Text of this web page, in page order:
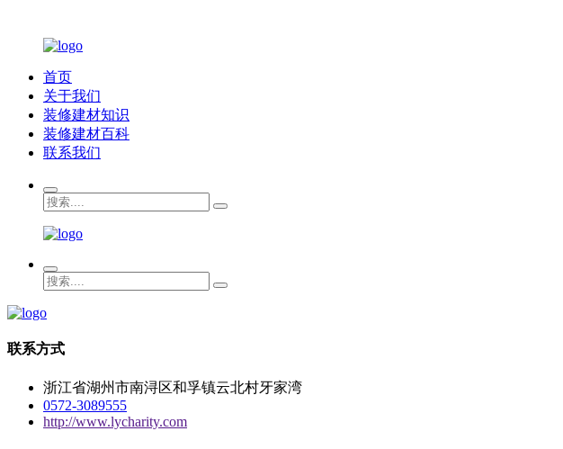
首页
关于我们
装修建材知识
装修建材百科
联系我们
联系方式
浙江省湖州市南浔区和孚镇云北村牙家湾
0572-3089555
http://www.lycharity.com